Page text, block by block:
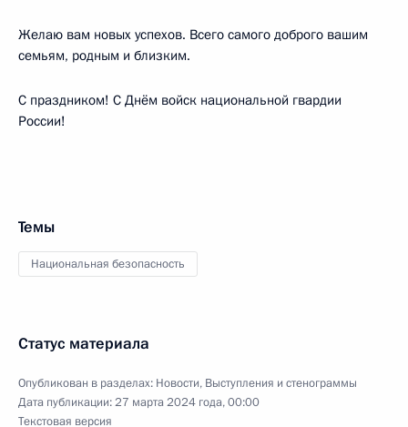
Желаю вам новых успехов. Всего самого доброго вашим
семьям, родным и близким.
С праздником! С Днём войск национальной гвардии
России!
Темы
Национальная безопасность
Статус материала
Опубликован в разделах: Новости, Выступления и стенограммы
Дата публикации:27 марта 2024 года, 00:00
Текстовая версия